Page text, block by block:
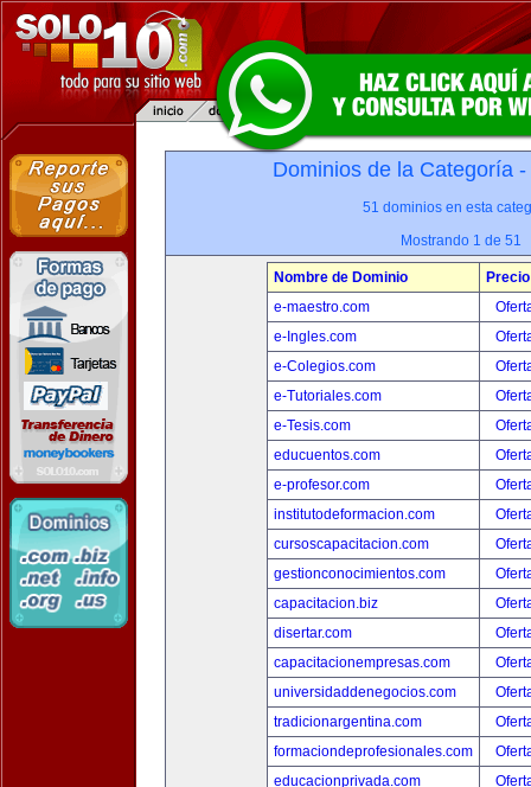
Dominios de la Categoría -
51 dominios en esta
Mostrando 1 de 51
Nombre de Dominio
Precio
e-maestro.com
e-Ingles.com
e-Colegios.com
e-Tutoriales.com
e-Tesis.com
educuentos.com
e-profesor.com
institutodeformacion.com
cursoscapacitacion.com
gestionconocimientos.com
capacitacion.biz
disertar.com
capacitacionempresas.com
universidaddenegocios.com
tradicionargentina.com
formaciondeprofesionales.com
educacionprivada.com